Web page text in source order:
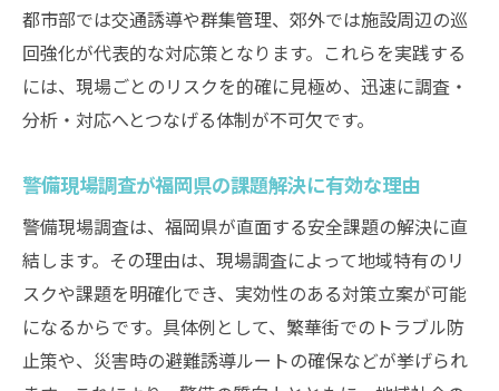
都市部では交通誘導や群集管理、郊外では施設周辺の巡
回強化が代表的な対応策となります。これらを実践する
には、現場ごとのリスクを的確に見極め、迅速に調査・
分析・対応へとつなげる体制が不可欠です。
警備現場調査が福岡県の課題解決に有効な理由
警備現場調査は、福岡県が直面する安全課題の解決に直
結します。その理由は、現場調査によって地域特有のリ
スクや課題を明確化でき、実効性のある対策立案が可能
になるからです。具体例として、繁華街でのトラブル防
止策や、災害時の避難誘導ルートの確保などが挙げられ